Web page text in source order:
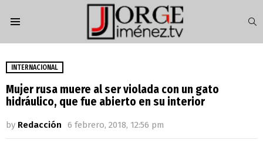
INTERNACIONAL
Mujer rusa muere al ser violada con un gato
hidráulico, que fue abierto en su interior
by Redacción 6 febrero, 2018, 12:56 pm